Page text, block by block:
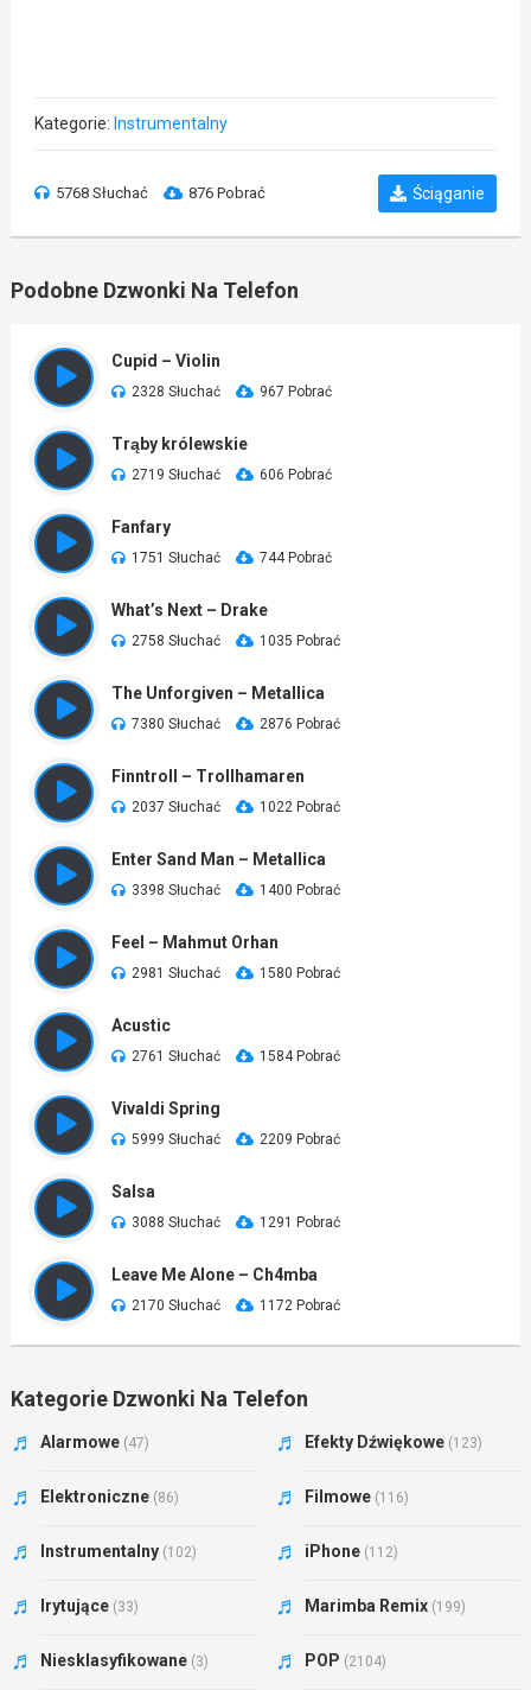
Kategorie: Instrumentalny
5768 Słuchać 876 Pobrać Ściąganie
Podobne Dzwonki Na Telefon
Cupid – Violin
2328 Słuchać 967 Pobrać
Trąby królewskie
2719 Słuchać 606 Pobrać
Fanfary
1751 Słuchać 744 Pobrać
What’s Next – Drake
2758 Słuchać 1035 Pobrać
The Unforgiven – Metallica
7380 Słuchać 2876 Pobrać
Finntroll – Trollhamaren
2037 Słuchać 1022 Pobrać
Enter Sand Man – Metallica
3398 Słuchać 1400 Pobrać
Feel – Mahmut Orhan
2981 Słuchać 1580 Pobrać
Acustic
2761 Słuchać 1584 Pobrać
Vivaldi Spring
5999 Słuchać 2209 Pobrać
Salsa
3088 Słuchać 1291 Pobrać
Leave Me Alone – Ch4mba
2170 Słuchać 1172 Pobrać
Kategorie Dzwonki Na Telefon
Alarmowe (47) Efekty Dźwiękowe (123)
Elektroniczne (86) Filmowe (116)
Instrumentalny (102) iPhone (112)
Irytujące (33) Marimba Remix (199)
Niesklasyfikowane (3) POP (2104)